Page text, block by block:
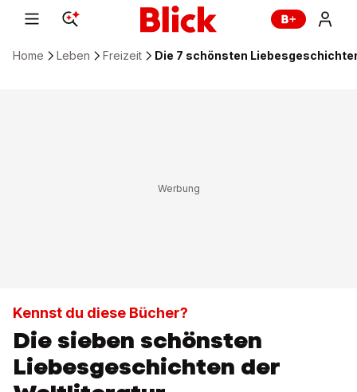
Home Leben Freizeit Die 7 schönsten
Kennst du diese Bücher?
Die sieben schönsten
Liebesgeschichten der